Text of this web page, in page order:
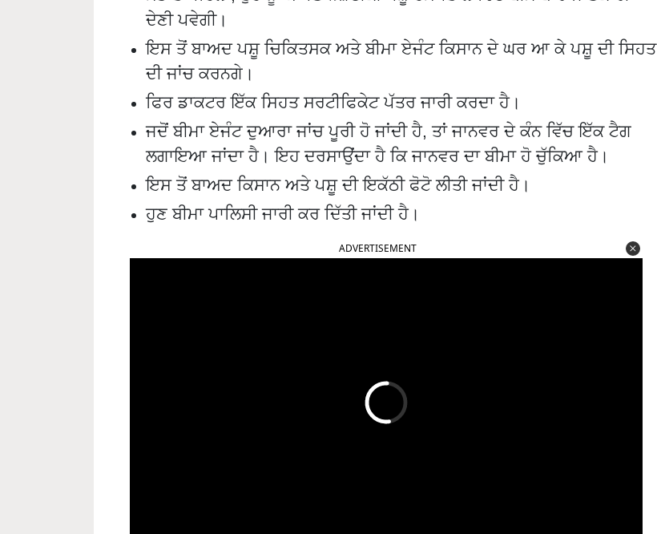
ਦੇਣੀ ਪਵੇਗੀ।
ਇਸ ਤੋਂ ਬਾਅਦ ਪਸ਼ੂ ਚਿਕਿਤਸਕ ਅਤੇ ਬੀਮਾ ਏਜੰਟ ਕਿਸਾਨ ਦੇ ਘਰ ਆ ਕੇ ਪਸ਼ੂ ਦੀ ਸਿਹਤ
ਦੀ ਜਾਂਚ ਕਰਨਗੇ।
ਫਿਰ ਡਾਕਟਰ ਇੱਕ ਸਿਹਤ ਸਰਟੀਫਿਕੇਟ ਪੱਤਰ ਜਾਰੀ ਕਰਦਾ ਹੈ।
ਜਦੋਂ ਬੀਮਾ ਏਜੰਟ ਦੁਆਰਾ ਜਾਂਚ ਪੂਰੀ ਹੋ ਜਾਂਦੀ ਹੈ, ਤਾਂ ਜਾਨਵਰ ਦੇ ਕੰਨ ਵਿੱਚ ਇੱਕ ਟੈਗ
ਲਗਾਇਆ ਜਾਂਦਾ ਹੈ। ਇਹ ਦਰਸਾਉਂਦਾ ਹੈ ਕਿ ਜਾਨਵਰ ਦਾ ਬੀਮਾ ਹੋ ਚੁੱਕਿਆ ਹੈ।
ਇਸ ਤੋਂ ਬਾਅਦ ਕਿਸਾਨ ਅਤੇ ਪਸ਼ੂ ਦੀ ਇਕੱਠੀ ਫੋਟੋ ਲੀਤੀ ਜਾਂਦੀ ਹੈ।
ਹੁਣ ਬੀਮਾ ਪਾਲਿਸੀ ਜਾਰੀ ਕਰ ਦਿੱਤੀ ਜਾਂਦੀ ਹੈ।
ADVERTISEMENT